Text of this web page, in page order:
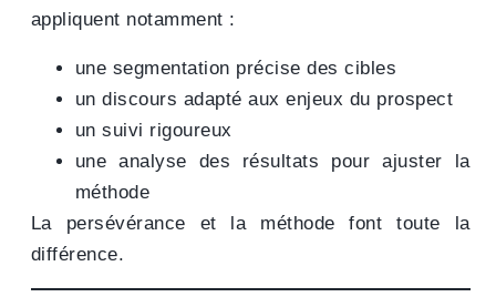
appliquent notamment :
une segmentation précise des cibles
un discours adapté aux enjeux du prospect
un suivi rigoureux
une analyse des résultats pour ajuster la
méthode
La persévérance et la méthode font toute la
différence.